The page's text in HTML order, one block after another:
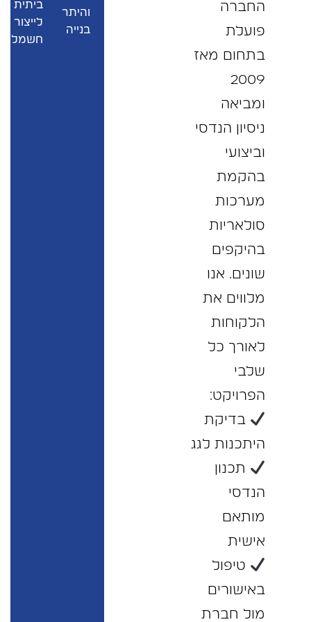
החברה
פועלת
בתחום מאז
2009
ומביאה
ניסיון הנדסי
וביצועי
בהקמת
מערכות
סולאריות
בהיקפים
שונים. אנו
מלווים את
הלקוחות
לאורך כל
שלבי
הפרויקט:
בדיקת
היתכנות לגג
תכנון
הנדסי
מותאם
אישית
טיפול
באישורים
מול חברת
והיתר
בנייה
ביתית
לייצור
חשמל